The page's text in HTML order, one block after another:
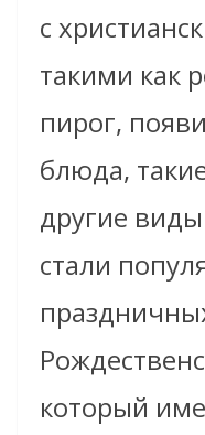
с
такими как
пирог,
блюда,
другие
стали
который